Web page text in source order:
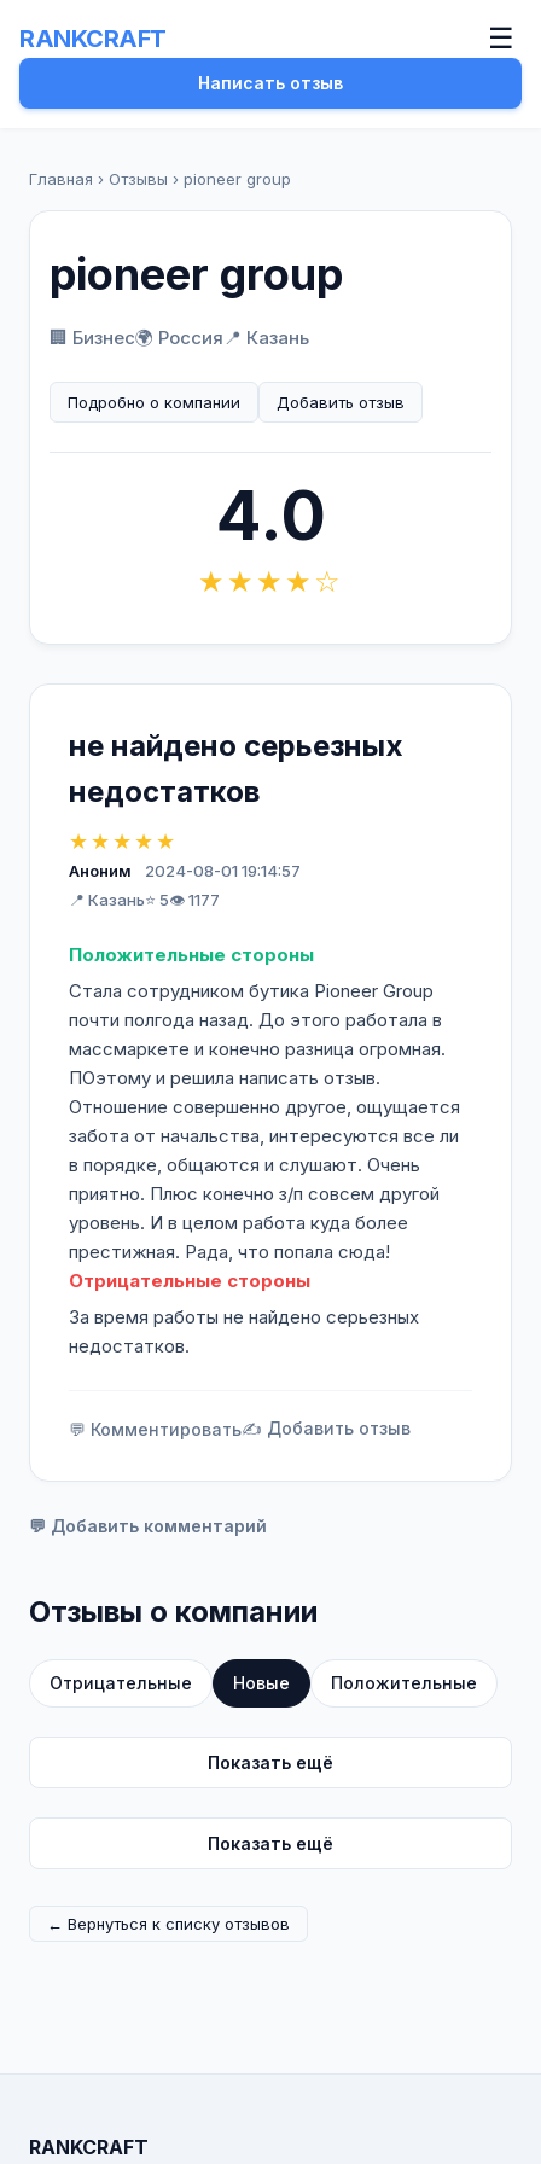
RANKCRAFT ☰
Написать отзыв
Главная › Отзывы › pioneer group
pioneer group
🏢 Бизнес🌍 Россия📍 Казань
Подробно о компании Добавить отзыв
4.0
★★★★☆
не найдено серьезных
недостатков
★★★★★
Аноним
2024-08-01 19:14:57
📍 Казань⭐ 5👁️ 1177
Положительные стороны
Стала сотрудником бутика Pioneer Group
почти полгода назад. До этого работала в
массмаркете и конечно разница огромная.
ПОэтому и решила написать отзыв.
Отношение совершенно другое, ощущается
забота от начальства, интересуются все ли
в порядке, общаются и слушают. Очень
приятно. Плюс конечно з/п совсем другой
уровень. И в целом работа куда более
престижная. Рада, что попала сюда!
Отрицательные стороны
За время работы не найдено серьезных
недостатков.
💬 Комментировать✍️ Добавить отзыв
💬 Добавить комментарий
Отзывы о компании
Отрицательные Новые Положительные
Показать ещё
Показать ещё
← Вернуться к списку отзывов
RANKCRAFT